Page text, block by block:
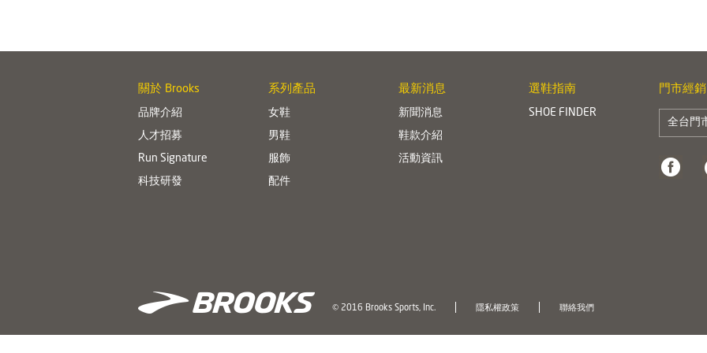
關於 Brooks
品牌介紹
人才招募
Run Signature
科技研發
系列產品
女鞋
男鞋
服飾
配件
最新消息
新聞消息
鞋款介紹
活動資訊
選鞋指南
SHOE FINDER
門市經銷
全台門
© 2016 Brooks Sports, Inc. 隱私權政策 聯絡我們